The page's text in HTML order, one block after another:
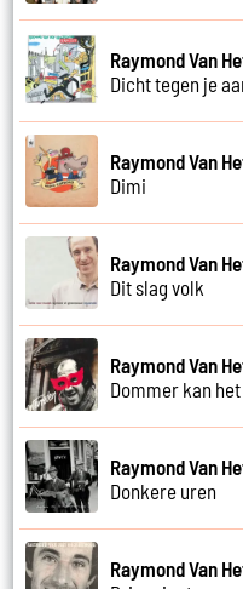
Raymond Van
Dicht tegen je
Raymond Van
Dimi
Raymond Van
Dit slag volk
Raymond Van
Dommer kan
Raymond Van
Donkere uren
Raymond Van